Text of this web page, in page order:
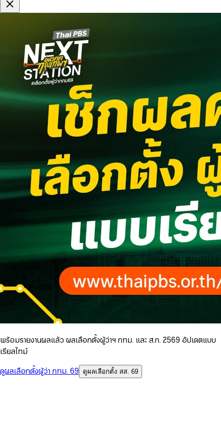
พร้อมรายงานผลแล้ว ผลเลือกตั้งผู้ว่าฯ กทม. และ ส.ก. 2569 อัปเดตแบบ
เรียลไทม์
ดูผลเลือกตั้งผู้ว่า กทม. 69
ดูผลเลือกตั้ง สส. 69